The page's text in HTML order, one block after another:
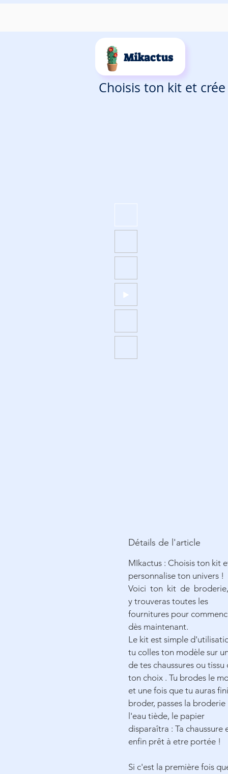
Mikactus
Choisis ton kit et
Détails de l'article
MIkactus : Choisis ton kit
personnalise ton univers !
Voici ton kit de
y trouveras toutes les
fournitures pour
dès maintenant.
Le kit est simple
tu colles ton modèle sur
de tes chaussures ou tissu
ton choix . Tu brodes le
et une fois que tu auras
broder, passes la broderie
l'eau tiède, le papier
disparaîtra : Ta chaussure
enfin prêt à etre portée !
Si c'est la première fois